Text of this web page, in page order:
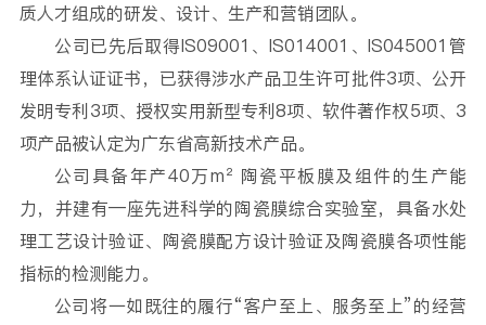
质人才组成的研发、设计、生产和营销团队。
公司已先后取得IS09001、IS014001、IS045001管
理体系认证证书，已获得涉水产品卫生许可批件3项、公开
发明专利3项、授权实用新型专利8项、软件著作权5项、3
项产品被认定为广东省高新技术产品。
公司具备年产40万m² 陶瓷平板膜及组件的生产能
力，并建有—座先进科学的陶瓷膜综合实验室，具备水处
理工艺设计验证、陶瓷膜配方设计验证及陶瓷膜各项性能
指标的检测能力。
公司将一如既往的履行“客户至上、服务至上”的经营